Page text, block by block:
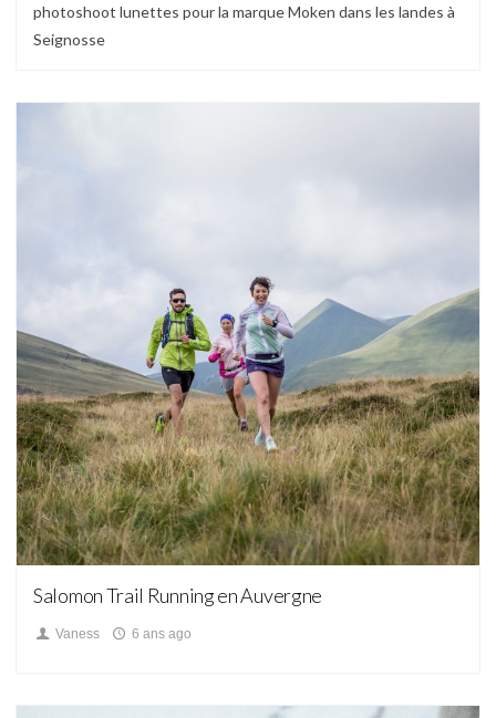
photoshoot lunettes pour la marque Moken dans les landes à
Seignosse
Blog
Salomon Trail Running en Auvergne
Vaness 6 ans ago